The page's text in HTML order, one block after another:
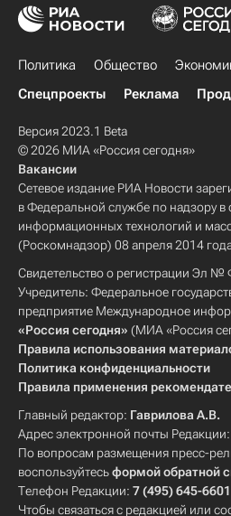
Политика Общество
Спецпроекты
Реклама
Версия 2023.1 Beta
© 2026 МИА «Россия сегодня»
Вакансии
Сетевое издание РИА Новости
в Федеральной службе по надзору в
информационных технологий и
(Роскомнадзор) 08 апреля 2014
Свидетельство о регистрации Эл
Учредитель: Федеральное
предприятие Международное
«Россия сегодня» (МИА «Россия
Правила использования
Политика конфиденциальности
Правила применения
Главный редактор: Гаврилова А.В.
Адрес электронной почты Редакции:
По вопросам размещения пресс-
воспользуйтесьформой обратной
Телефон Редакции: 7 (495) 645-6601
Чтобы связаться с редакцией или